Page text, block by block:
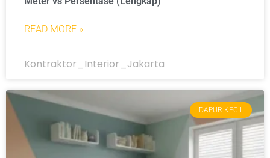
READ MORE »
Kontraktor_Interior_Jakarta
DAPUR KECIL